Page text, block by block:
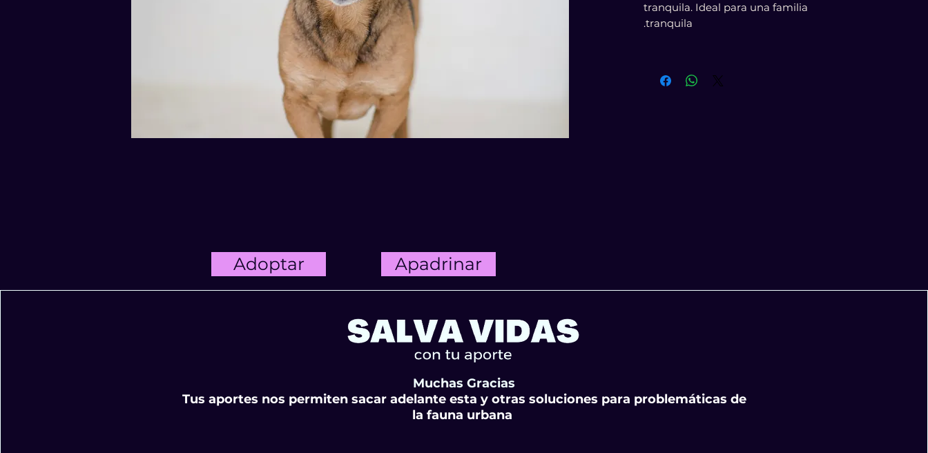
tranquila. Ideal para una familia
tranquila.
Apadrinar
Adoptar
Muchas Gracias
Tus aportes nos permiten sacar adelante esta y otras soluciones para problemáticas de
la fauna urbana